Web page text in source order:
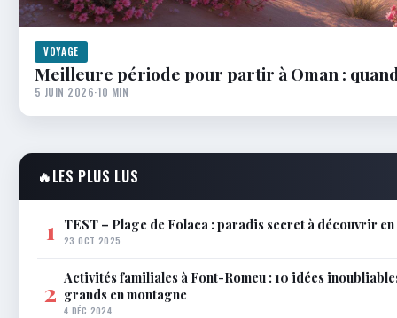
VOYAGE
Meilleure période pour partir à Oman :
5 JUIN 2026·10 MIN
🔥LES PLUS LUS
1 TEST – Plage de Folaca : paradis secret à découvrir
23 OCT 2025
2 Activités familiales à Font-Romeu : 10 idées
grands en montagne
4 DÉC 2024